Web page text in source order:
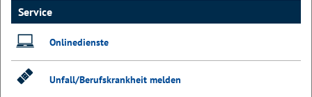
Service
Onlinedienste
Unfall/Berufskrankheit melden